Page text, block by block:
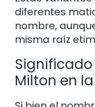
diferentes
nombre,
misma raíz
Milton en